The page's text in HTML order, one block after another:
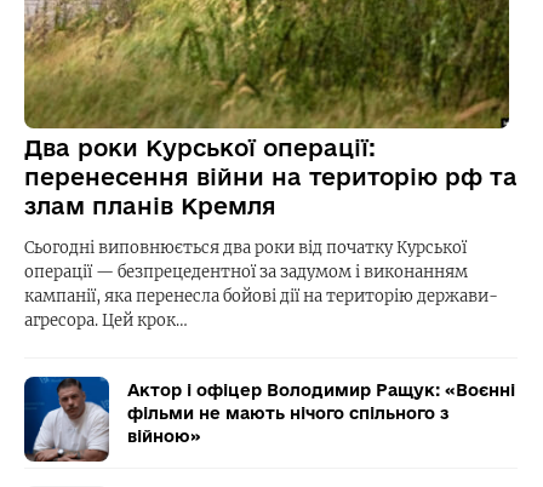
Два роки Курської операції:
перенесення війни на територію рф та
злам планів Кремля
Сьогодні виповнюється два роки від початку Курської
операції — безпрецедентної за задумом і виконанням
кампанії, яка перенесла бойові дії на територію держави-
агресора. Цей крок…
Актор і офіцер Володимир Ращук: «Воєнні
фільми не мають нічого спільного з
війною»